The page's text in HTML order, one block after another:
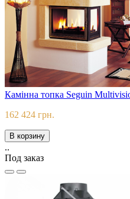
Камінна топка Seguin
162 424 грн.
В корзину
..
Под заказ